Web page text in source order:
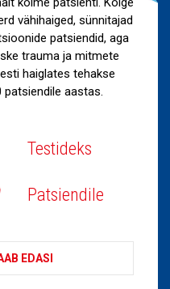
vähihaiged, sünnitajad
patsiendid, aga
trauma ja mitmete
haiglates tehakse
patsiendile aastas.
Testideks
Patsiendile
EDASI